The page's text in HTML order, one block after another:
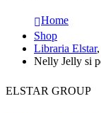
Home
Shop
Libraria Elstar,
Nelly Jelly si
ELSTAR GROUP